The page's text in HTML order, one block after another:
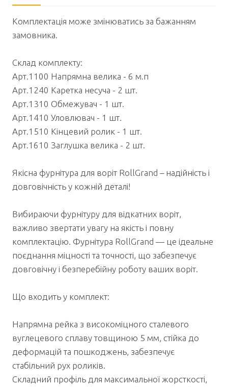
Комплектація може змінюватись за бажанням
замовника.
Склад комплекту:
Арт.1100 Напрямна велика - 6 м.п
Арт.1240 Каретка несуча - 2 шт.
Арт.1310 Обмежувач - 1 шт.
Арт.1410 Уловлювач - 1 шт.
Арт.1510 Кінцевий ролик - 1 шт.
Арт.1610 Заглушка велика - 2 шт.
Якісна фурнітура для воріт RollGrand – надійність і
довговічність у кожній деталі!
Вибираючи фурнітуру для відкатних воріт,
важливо звертати увагу на якість і повну
комплектацію. Фурнітура RollGrand — це ідеальне
поєднання міцності та точності, що забезпечує
довговічну і безперебійну роботу ваших воріт.
Що входить у комплект:
Напрямна рейка з високоміцного сталевого
вуглецевого сплаву товщиною 5 мм, стійка до
деформацій та пошкоджень, забезпечує
стабільний рух роликів.
Складний профіль для максимальної жорсткості,